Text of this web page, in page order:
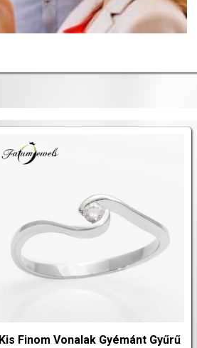
Kis Finom Vonalak Gyémánt Gyűrű